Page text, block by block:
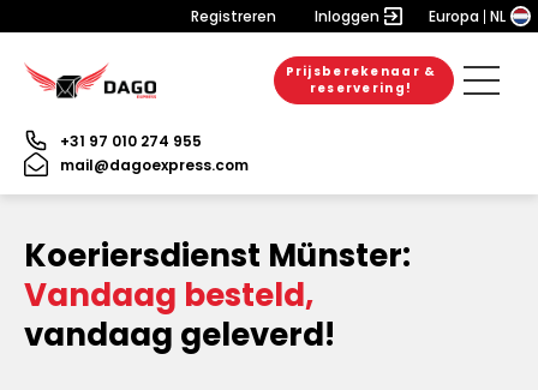
Registreren Inloggen Europa NL
Prijsberekenaar &
reservering!
+31 97 010 274 955
mail@dagoexpress.com
Koeriersdienst Münster:
Vandaag besteld,
vandaag geleverd!